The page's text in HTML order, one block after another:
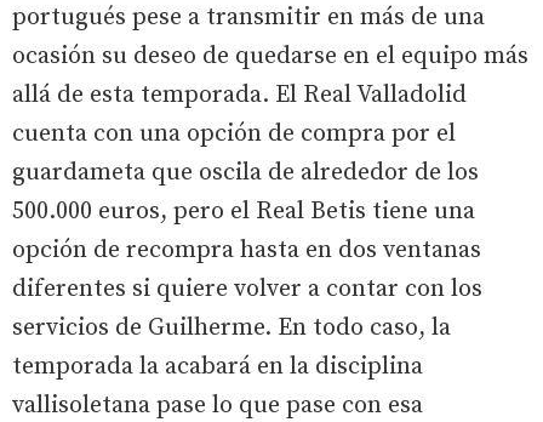
portugués pese a transmitir en más de una
ocasión su deseo de quedarse en el equipo más
allá de esta temporada. El Real Valladolid
cuenta con una opción de compra por el
guardameta que oscila de alrededor de los
500.000 euros, pero el Real Betis tiene una
opción de recompra hasta en dos ventanas
diferentes si quiere volver a contar con los
servicios de Guilherme. En todo caso, la
temporada la acabará en la disciplina
vallisoletana pase lo que pase con esa